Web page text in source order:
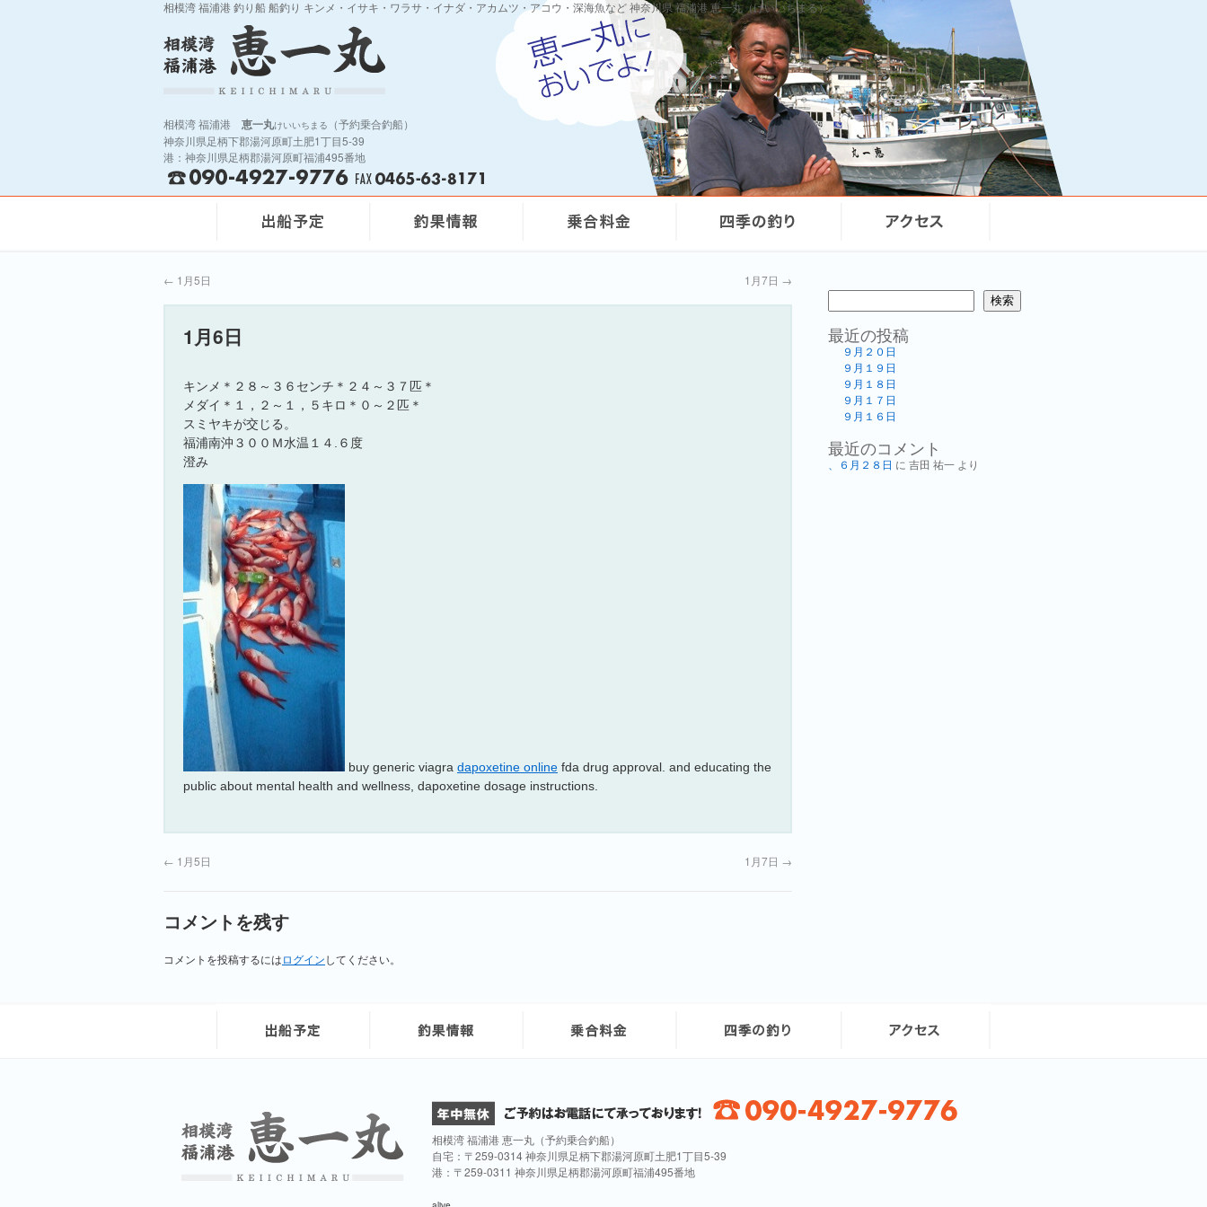
相模湾 福浦港 釣り船 船釣り キンメ・イサキ・ワラサ・イナダ・アカムツ・アコウ・深海魚など 神奈川県 福浦港 恵一丸（けいいちまる）
相模湾 福浦港 恵一丸けいいちまる
（予約乗合釣船）
神奈川県足柄下郡湯河原町土肥1丁目5-39
港：神奈川県足柄郡湯河原町福浦495番地
← 1月5日 1月7日 →
1月6日
キンメ＊２８～３６センチ＊２４～３７匹＊
メダイ＊１，２～１，５キロ＊０～２匹＊
スミヤキが交じる。
福浦南沖３００Ｍ水温１４.６度
澄み
buy generic viagra dapoxetine online fda drug approval. and educating the
public about mental health and wellness, dapoxetine dosage instructions.
← 1月5日 1月7日 →
コメントを残す
コメントを投稿するには ログイン してください。
検索
最近の投稿
９月２０日
９月１９日
９月１８日
９月１７日
９月１６日
最近のコメント
、６月２８日 に 吉田 祐一 より
相模湾 福浦港 恵一丸（予約乗合釣船）
自宅：〒259-0314 神奈川県足柄下郡湯河原町土肥1丁目5-39
港：〒259-0311 神奈川県足柄郡湯河原町福浦495番地